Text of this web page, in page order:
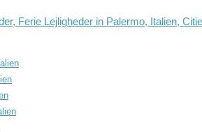
Ferie Lejligheder in Palermo, Italien,